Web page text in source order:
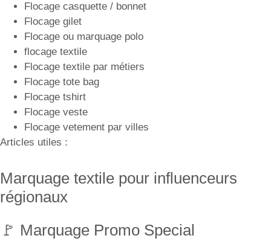
Flocage casquette / bonnet
Flocage gilet
Flocage ou marquage polo
flocage textile
Flocage textile par métiers
Flocage tote bag
Flocage tshirt
Flocage veste
Flocage vetement par villes
Articles utiles :
Marquage textile pour influenceurs
régionaux
🚩 Marquage Promo Special